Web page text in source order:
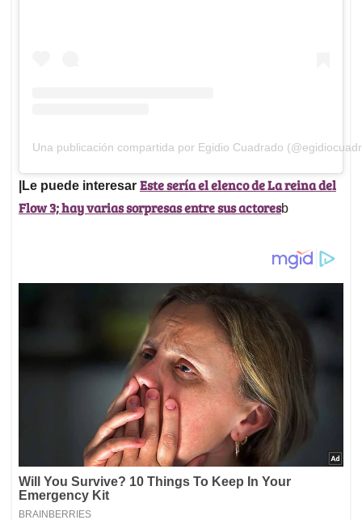
Una publicación compartida por Egidio Cuadrado
|Le puede interesar Este sería el elenco de La reina del
Flow 3; hay varias sorpresas entre sus actoresb